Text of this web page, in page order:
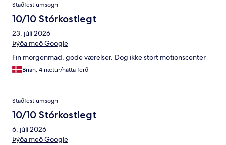
Staðfest umsögn
10/10 Stórkostlegt
23. júlí 2026
Þýða með Google
Fin morgenmad, gode værelser. Dog ikke stort motionscenter
Brian, 4 nætur/nátta ferð
Staðfest umsögn
10/10 Stórkostlegt
6. júlí 2026
Þýða með Google